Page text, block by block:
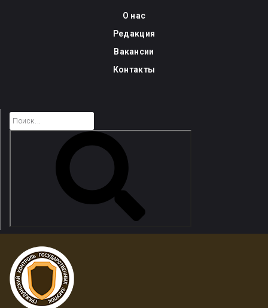
О нас
Редакция
Вакансии
Контакты